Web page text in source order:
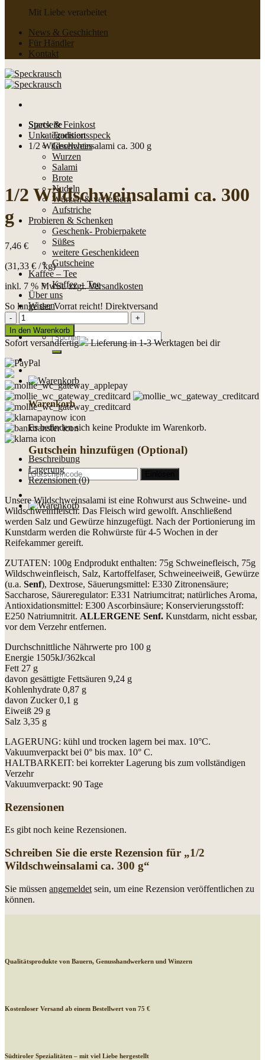
Mit Liebe verarbeitet
News & Geschichten
Für Händler
Kontakt
Speck & Feinkost
Traditionsspeck
Geselchtes
Wurzen
Salami
Brote
Nudeln
Würzen & verfeinern
Aufstriche
Probieren & Schenken
Geschenk- Probierpakete
Süßes
weitere Geschenkideen
Gutscheine
Kaffee – Tee
Kaffee – Tee
Über uns
Wissen
Suche
nach:
Warenkorb
Es befinden sich keine Produkte im Warenkorb.
Gutschein hinzufügen (Optional)
Startseite
Unkategorisiert
1/2 Wildschweinsalami ca. 300 g
1/2 Wildschweinsalami ca. 300
g
7,46 €
(31,33 € /kg)
inkl. 7 % MwSt. zzgl.Versandkosten
So lange der Vorrat reicht! Direktversand
1/2
Wildschweinsalami
ca.
300
g
Menge
In den Warenkorb
Sofort versandfertig Lieferung in 1-3 Werktagen bei dir
Beschreibung
Lagerung
Rezensionen (0)
Unsere Wildschweinsalami ist eine Rohwurst aus Schweine- und
Wildschweinfleisch. Das Fleisch wird gewolft. Anschließend
werden Salz und Gewürze hinzugefügt. Nach der Portionierung im
Kunstdarm werden die Rohwürste für 4-5 Wochen in der
Reifekammer gereift.
ZUTATEN: 100g Endprodukt enthalten: 75g Schweinefleisch, 75g
Wildschweinfleisch, Salz, Kartoffelfaser, Schweineeiweiß, Gewürze
(u.a. Senf), Dextrose, Säuerungsmittel: E330 Zitronensäure;
Saccharose, Säureregulator: E331 Natriumcitrat; natürliches Aroma,
Antioxidationsmittel: E300 Ascorbinsäure; Konservierungsstoff:
E250 Natriumnitrit. ALLERGENE Senf. Kunstdarm, nicht essbar,
vor dem Verzehr entfernen.
Durchschnittliche Nährwerte pro 100 g
Energie 1505kJ/362kcal
Fett 27 g
davon gesättigte Fettsäuren 9,24 g
Kohlenhydrate 0,87 g
davon Zucker 0,1 g
Eiweiß 29 g
Salz 3,35 g
LAGERUNG: kühl und trocken lagern bei max. 10°C.
Vakuumverpackt bei 0° bis max. 10° C.
HALTBARKEIT: bei korrekter Lagerung bis zum vollständigen
Verzehr
Vakuumverpackt: 90 Tage
Rezensionen
Es gibt noch keine Rezensionen.
Schreiben Sie die erste Rezension für „1/2
Wildschweinsalami ca. 300 g“
Sie müssen angemeldet sein, um eine Rezension veröffentlichen zu
können.
Qualitätsprodukte von Bauern, Genusshandwerkern und Winzern
Kostenloser Versand ab einem Bestellwert von 75 €
Südtiroler Spezialitäten – mit viel Liebe hergestellt